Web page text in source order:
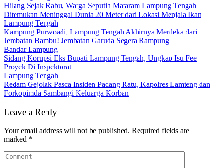
Hilang Sejak Rabu, Warga Seputih Mataram Lampung Tengah
Ditemukan Meninggal Dunia 20 Meter dari Lokasi Menjala Ikan
Lampung Tengah
Kampung Purwoadi, Lampung Tengah Akhirnya Merdeka dari
Jembatan Bambu! Jembatan Garuda Segera Rampung
Bandar Lampung
Sidang Korupsi Eks Bupati Lampung Tengah, Ungkap Isu Fee
Proyek Di Inspektorat
Lampung Tengah
Redam Gejolak Pasca Insiden Padang Ratu, Kapolres Lamteng dan
Forkopimda Sambangi Keluarga Korban
Leave a Reply
Your email address will not be published. Required fields are
marked *